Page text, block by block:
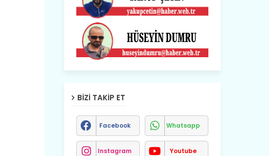
BIZI TAKIP ET
Facebook Whatsapp
Instagram Youtube